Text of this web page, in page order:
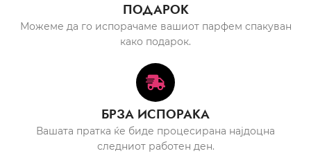
ПОДАРОК
Можеме да го испорачаме вашиот парфем спакуван
како подарок.
БРЗА ИСПОРАКА
Вашата пратка ќе биде процесирана најдоцна
следниот работен ден.